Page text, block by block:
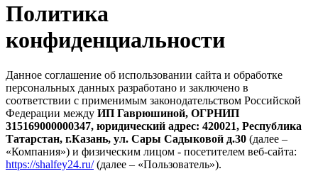
Политика
конфиденциальности
Данное соглашение об использовании сайта и обработке
персональных данных разработано и заключено в
соответствии с применимым законодательством Российской
Федерации между ИП Гаврюшиной, ОГРНИП
315169000000347, юридический адрес: 420021, Республика
Татарстан, г.Казань, ул. Сары Садыковой д.30 (далее –
«Компания») и физическим лицом - посетителем веб-сайта:
https://shalfey24.ru/(далее – «Пользователь»).